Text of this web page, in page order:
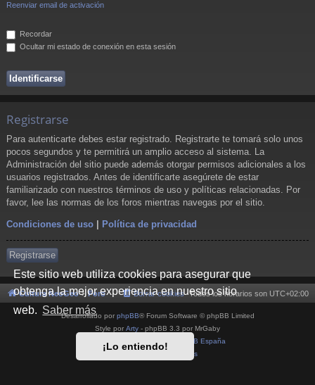
Este sitio web utiliza cookies para asegurar que
obtenga la mejor experiencia en nuestro sitio
web. Saber más
¡Lo entiendo!
Reenviar email de activación
Recordar
Ocultar mi estado de conexión en esta sesión
Registrarse
Para autenticarte debes estar registrado. Registrarte te tomará solo unos
pocos segundos y te permitirá un amplio acceso al sistema. La
Administración del sitio puede además otorgar permisos adicionales a los
usuarios registrados. Antes de identificarte asegúrete de estar
familiarizado con nuestros términos de uso y políticas relacionadas. Por
favor, lee las normas de los foros mientras navegas por el sitio.
Condiciones de uso Política de privacidad
Registrarse
Cultura NeoGeo Foro Todos los horarios son UTC+02:00
Borrar cookies
Desarrollado por phpBB® Forum Software © phpBB Limited
Style por Arty - phpBB 3.3 por MrGaby
phpBB España
Condiciones